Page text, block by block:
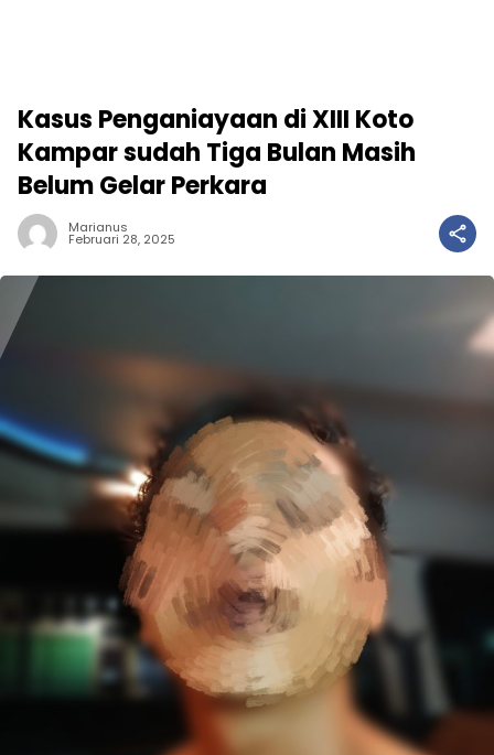
Kasus Penganiayaan di XIII Koto
Kampar sudah Tiga Bulan Masih
Belum Gelar Perkara
Marianus
Februari 28, 2025